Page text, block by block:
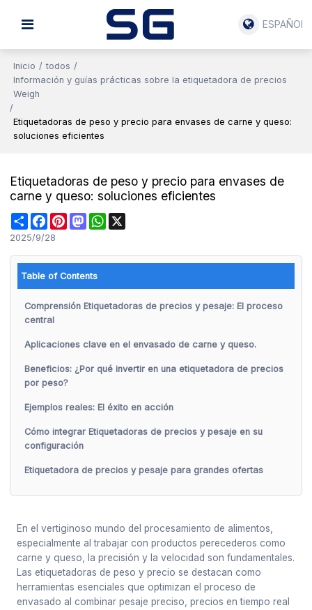
ESPAÑOL
Inicio / todos /
Información y guías prácticas sobre la etiquetadora de precios
Weigh
/
Etiquetadoras de peso y precio para envases de carne y queso:
soluciones eficientes
Etiquetadoras de peso y precio para envases de
carne y queso: soluciones eficientes
ShareFacebookPinterestMastodonWhatsApp
2025/9/28
Table of Contents
Comprensión Etiquetadoras de precios y pesaje: El proceso
central
Aplicaciones clave en el envasado de carne y queso.
Beneficios: ¿Por qué invertir en una etiquetadora de precios
por peso?
Ejemplos reales: El éxito en acción
Cómo integrar Etiquetadoras de precios y pesaje en su
configuración
Etiquetadora de precios y pesaje para grandes ofertas
En el vertiginoso mundo del procesamiento de alimentos,
especialmente al trabajar con productos perecederos como
carne y queso, la precisión y la velocidad son fundamentales.
Las etiquetadoras de peso y precio se destacan como
herramientas esenciales que optimizan el proceso de
envasado al combinar pesaje preciso, precios en tiempo real